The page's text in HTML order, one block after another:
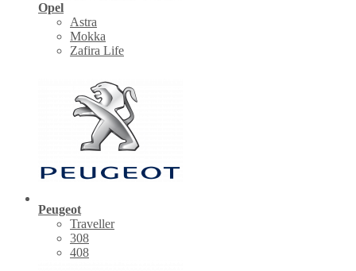
Opel
Astra
Mokka
Zafira Life
Peugeot
Traveller
308
408